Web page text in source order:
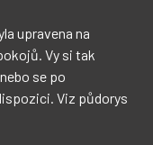
upravena na
Vy si tak
se po
Viz půdorys